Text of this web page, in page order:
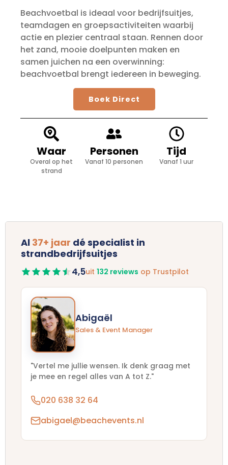
Beachvoetbal is ideaal voor bedrijfsuitjes,
teamdagen en groepsactiviteiten waarbij
actie en plezier centraal staan. Rennen door
het zand, mooie doelpunten maken en
samen juichen na een overwinning:
beachvoetbal brengt iedereen in beweging.
Boek Direct
Waar
Overal op het
strand
Personen
Vanaf 10 personen
Tijd
Vanaf 1 uur
Al 37+ jaar dé specialist in
strandbedrijfsuitjes
4,5uit 132 reviews op Trustpilot
Abigaël
Sales & Event Manager
"Vertel me jullie wensen. Ik denk graag met
je mee en regel alles van A tot Z."
020 638 32 64
abigael@beachevents.nl